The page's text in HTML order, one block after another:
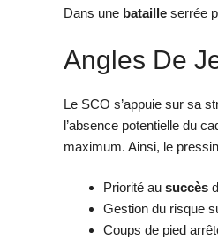
Dans une bataille serrée
Angles De
Le SCO s’appuie sur sa
l’absence potentielle du
maximum. Ainsi, le
Priorité au succès
Gestion du risque
Coups de pied